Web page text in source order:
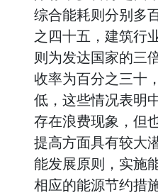
综合能耗则分别多
之四十五，建筑行
则为发达国家的三
收率为百分之三十
低，这些情况表明
存在浪费现象，但
提高方面具有较大
能发展原则，实施
相应的能源节约措